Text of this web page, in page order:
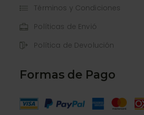
Términos y Condiciones
Políticas de Envió
Política de Devolución
Formas de Pago